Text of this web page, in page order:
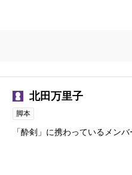
北田万里子
脚本
「酔剣」に携わっているメンバ